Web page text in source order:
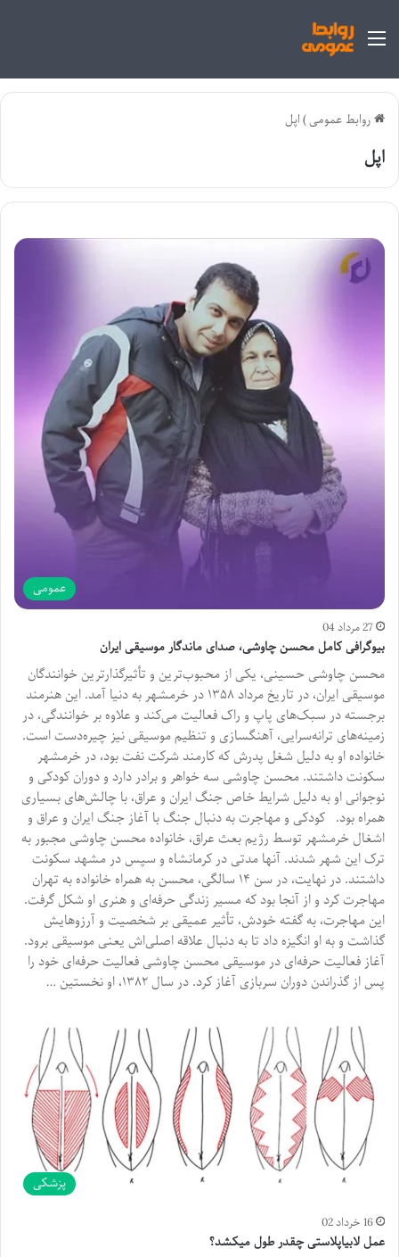
منو
روابط عمومی)اپل
اپل
عمومی
27 مرداد 04
بیوگرافی کامل محسن چاوشی، صدای ماندگار موسیقی ایران
محسن چاوشی حسینی، یکی از محبوب‌ترین و تأثیرگذارترین خوانندگان
موسیقی ایران، در تاریخ مرداد ۱۳۵۸ در خرمشهر به دنیا آمد. این هنرمند
برجسته در سبک‌های پاپ و راک فعالیت می‌کند و علاوه بر خوانندگی، در
زمینه‌های ترانه‌سرایی، آهنگسازی و تنظیم موسیقی نیز چیره‌دست است.
خانواده او به دلیل شغل پدرش که کارمند شرکت نفت بود، در خرمشهر
سکونت داشتند. محسن چاوشی سه خواهر و برادر دارد و دوران کودکی و
نوجوانی او به دلیل شرایط خاص جنگ ایران و عراق، با چالش‌های بسیاری
همراه بود. کودکی و مهاجرت به دنبال جنگ با آغاز جنگ ایران و عراق و
اشغال خرمشهر توسط رژیم بعث عراق، خانواده محسن چاوشی مجبور به
ترک این شهر شدند. آنها مدتی در کرمانشاه و سپس در مشهد سکونت
داشتند. در نهایت، در سن ۱۴ سالگی، محسن به همراه خانواده به تهران
مهاجرت کرد و از آنجا بود که مسیر زندگی حرفه‌ای و هنری او شکل گرفت.
این مهاجرت، به گفته خودش، تأثیر عمیقی بر شخصیت و آرزوهایش
گذاشت و به او انگیزه داد تا به دنبال علاقه اصلی‌اش یعنی موسیقی برود.
آغاز فعالیت حرفه‌ای در موسیقی محسن چاوشی فعالیت حرفه‌ای خود را
پس از گذراندن دوران سربازی آغاز کرد. در سال ۱۳۸۲، او نخستین …
پزشکی
16 خرداد 02
عمل لابیاپلاستی چقدر طول میکشد؟